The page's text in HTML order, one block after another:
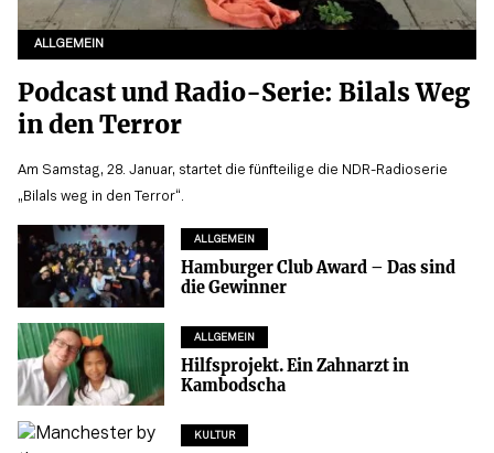
ALLGEMEIN
Podcast und Radio-Serie: Bilals Weg
in den Terror
Am Samstag, 28. Januar, startet die fünfteilige die NDR-Radioserie
„Bilals weg in den Terror“.
ALLGEMEIN
Hamburger Club Award – Das sind
die Gewinner
ALLGEMEIN
Hilfsprojekt. Ein Zahnarzt in
Kambodscha
KULTUR